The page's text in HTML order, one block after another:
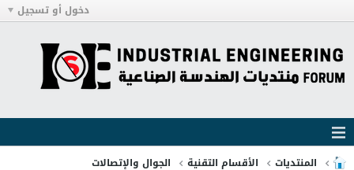
دخول أو تسجيل
المنتديات الأقسام التقنية الجوال والإتصالات